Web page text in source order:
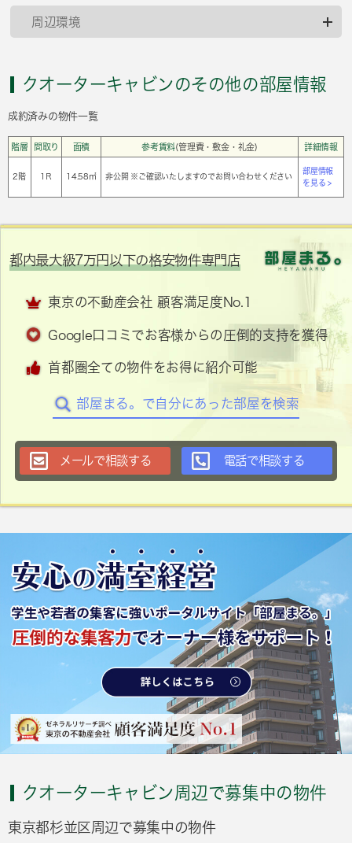
周辺環境
クオーターキャビンのその他の部屋情報
成約済みの物件一覧
階層 間取り 面積 参考賃料(管理費・敷金・礼金) 詳細情報
2階 1Ｒ 14.58㎡ 非公開 ※ご確認いたしますのでお問い合わせください
部屋情報
を見る >
都内最大級7万円以下の格安物件専門店
東京の不動産会社 顧客満足度No.1
Google口コミでお客様からの圧倒的支持を獲得
首都圏全ての物件をお得に紹介可能
部屋まる。で自分にあった部屋を検索
メールで相談する 電話で相談する
クオーターキャビン周辺で募集中の物件
東京都杉並区周辺で募集中の物件